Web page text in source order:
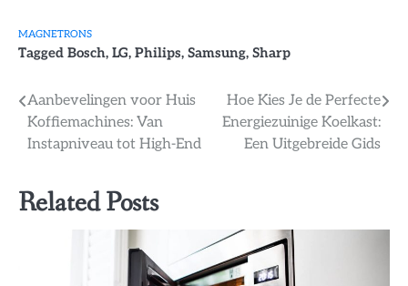
MAGNETRONS
Tagged Bosch, LG, Philips, Samsung, Sharp
Bericht
navigatie
Aanbevelingen voor Huis
Koffiemachines: Van
Instapniveau tot High-End
Hoe Kies Je de Perfecte
Energiezuinige Koelkast:
Een Uitgebreide Gids
Related Posts